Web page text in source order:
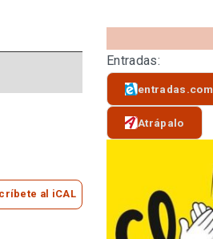
al iCAL
Entradas:
entradas.com
Atrápalo